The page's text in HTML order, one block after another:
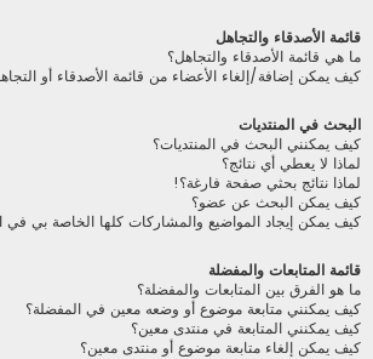
قائمة الأصدقاء والتجاهل
ما هي قائمة الأصدقاء والتجاهل؟
كيف يمكن إضافة/إلغاء الأعضاء من قائمة الأصدقاء أو
البحث في المنتديات
كيف يمكنني البحث في المنتديات؟
لماذا لا يعطي أي نتائج؟
لماذا نتائج بحثي صفحة فارغة؟!
كيف يمكن البحث عن عضو؟
كيف يمكن إيجاد المواضيع والمشاركات كلها الخاصة بي في
قائمة المتابعات والمفضلة
ما هو الفرق بين المتابعات والمفضلة؟
كيف يمكنني متابعة موضوع أو وضعه معين في المفضلة؟
كيف يمكنني المتابعة في منتدى معين؟
كيف يمكن إلغاء متابعة موضوع أو منتدى معين؟